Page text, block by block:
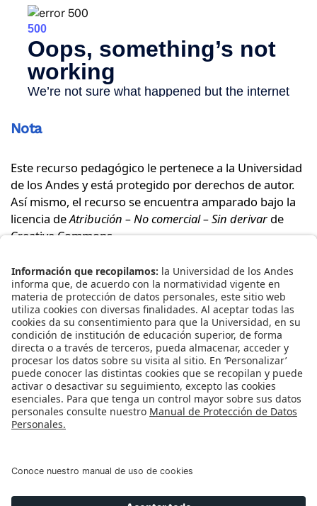
Nota
Este recurso pedagógico le pertenece a la Universidad
de los Andes y está protegido por derechos de autor.
Así mismo, el recurso se encuentra amparado bajo la
licencia deAtribución – No comercial – Sin derivar de
Creative Commons.
Bajo los términos de esta licencia, se permite
descargar este recurso y compartirlo con otras
personas, siempre y cuando se reconozca su autoría.
No obstante, la licencia impide modificar este material
y prohíbe utilizarlo con fines comerciales. Para
reconocer la autoría de este recurso le recomendamos